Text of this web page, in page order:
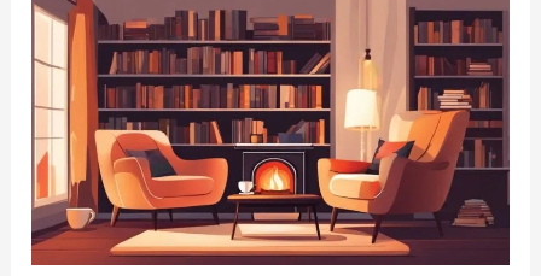
Ontdek
je
petroleumkachel
bol.com
koopvoordelen!